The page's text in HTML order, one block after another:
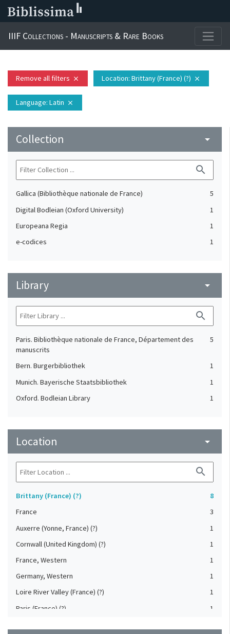
IIIF Collections - Manuscripts & Rare Books
Remove all filters close Location: Brittany (France) (?) close
Language: Latin close
Collection arrow_drop_down
search
Gallica (Bibliothèque nationale de France)
5
Digital Bodleian (Oxford University)
1
Europeana Regia
1
e-codices
1
Library arrow_drop_down
search
Paris. Bibliothèque nationale de France, Département des
manuscrits
5
Bern. Burgerbibliothek
1
Munich. Bayerische Staatsbibliothek
1
Oxford. Bodleian Library
1
Location arrow_drop_down
search
Brittany (France) (?)
8
France
3
Auxerre (Yonne, France) (?)
1
Cornwall (United Kingdom) (?)
1
France, Western
1
Germany, Western
1
Loire River Valley (France) (?)
1
Paris (France) (?)
1